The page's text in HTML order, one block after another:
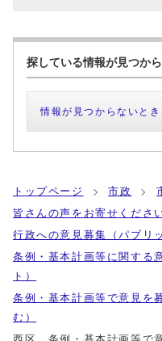
探している情報が見つか
情報が見つからないとき
トップページ 市政
皆さんの声をお寄せくださ
行政への意見募集（パブリ
条例・基本計画等に関する
ト）
条例・基本計画等で意見を
む）